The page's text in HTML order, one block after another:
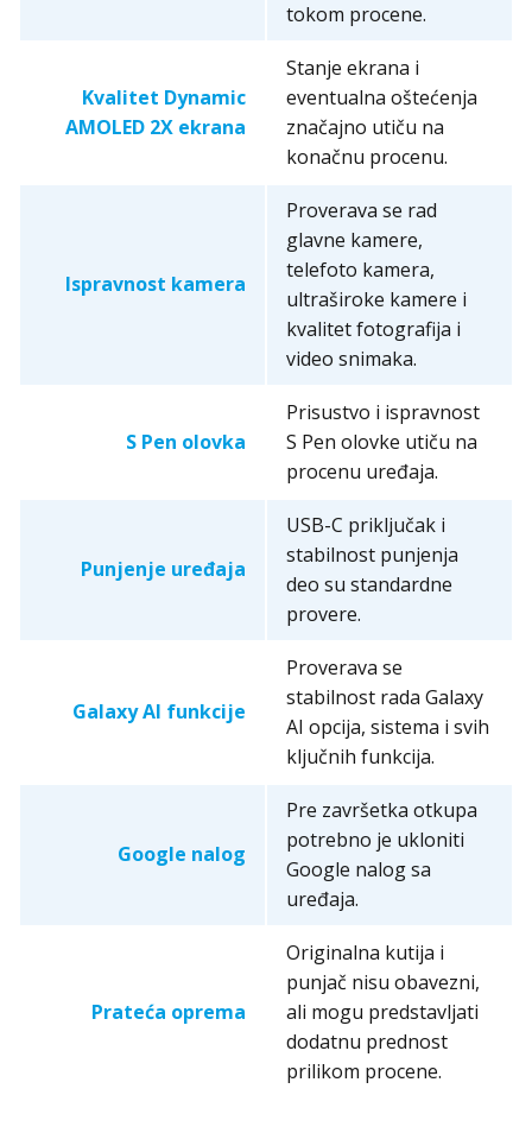
tokom procene.
Kvalitet Dynamic
AMOLED 2X ekrana
Stanje ekrana i
eventualna oštećenja
značajno utiču na
konačnu procenu.
Ispravnost kamera
Proverava se rad
glavne kamere,
telefoto kamera,
ultraširoke kamere i
kvalitet fotografija i
video snimaka.
S Pen olovka
Prisustvo i ispravnost
S Pen olovke utiču na
procenu uređaja.
Punjenje uređaja
USB-C priključak i
stabilnost punjenja
deo su standardne
provere.
Galaxy AI funkcije
Proverava se
stabilnost rada Galaxy
AI opcija, sistema i svih
ključnih funkcija.
Google nalog
Pre završetka otkupa
potrebno je ukloniti
Google nalog sa
uređaja.
Prateća oprema
Originalna kutija i
punjač nisu obavezni,
ali mogu predstavljati
dodatnu prednost
prilikom procene.